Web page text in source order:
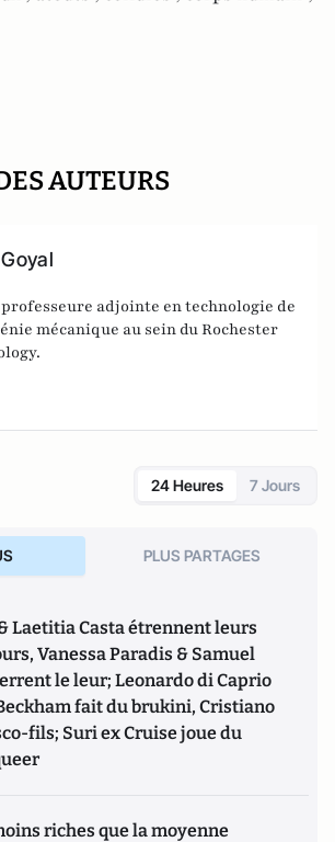
AUTEURS
adjointe en technologie de
mécanique au sein du Rochester
24 Heures 7 Jours
PLUS PARTAGES
Laetitia Casta étrennent leurs
Vanessa Paradis & Samuel
le leur; Leonardo di Caprio
fait du brukini, Cristiano
fils; Suri ex Cruise joue du
riches que la moyenne